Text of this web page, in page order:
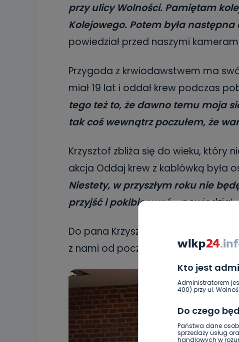
Kto jest
Administratorem
400) przy ul.
Do czego
Państwa dane
sprzedaży usług
handlowych w
przy ulicy Wolności. Pamiętam
Kolejowego. Potem była
powiedział przed naszymi
Przygoda z krwiodawstwem ma
miał 19 lat i oddał krew podczas
tego też to, że dawno temu moja
tak coś wewnątrz poczułem, że
Krzysztof zbliża się do wieku, który
akcja Oddaj krew z kablówką była
Niestety, w przyszłym roku nie
przyjść i pokibicować –powiedział.
Do pana Krzysztofa kierujemy
z nami od początku akcji